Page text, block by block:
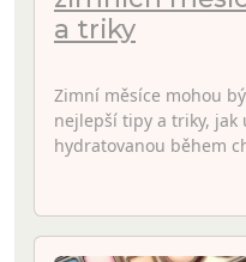
a triky
Zimní měsíce mohou
nejlepší tipy a triky, jak
hydratovanou během